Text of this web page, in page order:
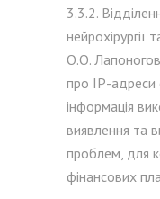
3.3.2.
нейрохірургії
О.О.
про IP-адреси
інформація
виявлення та
проблем, для
фінансових